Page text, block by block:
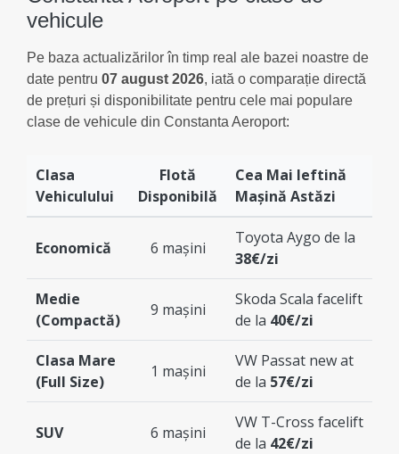
vehicule
Pe baza actualizărilor în timp real ale bazei noastre de
date pentru 07 august 2026, iată o comparație directă
de prețuri și disponibilitate pentru cele mai populare
clase de vehicule din Constanta Aeroport:
Clasa
Vehiculului
Flotă
Disponibilă
Cea Mai Ieftină
Mașină Astăzi
Economică 6 mașini
Toyota Aygo de la
38€/zi
Medie
(Compactă)
9 mașini
Skoda Scala facelift
de la 40€/zi
Clasa Mare
(Full Size)
1 mașini
VW Passat new at
de la 57€/zi
SUV 6 mașini
VW T-Cross facelift
de la 42€/zi